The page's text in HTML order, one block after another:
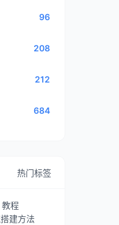
96
208
212
684
热门标签
程
建方法